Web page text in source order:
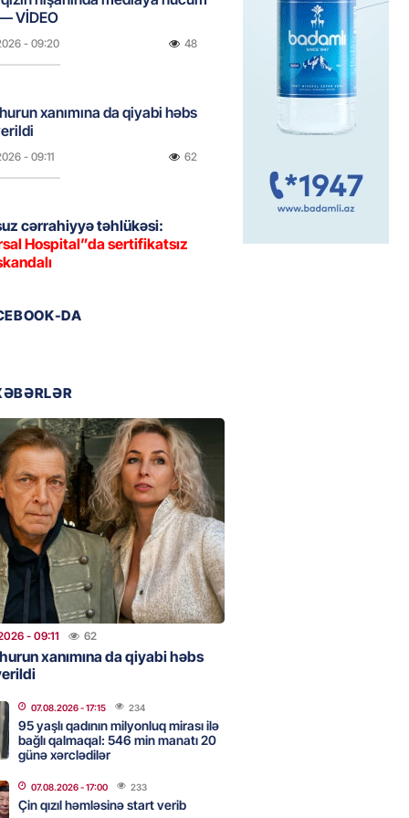
VİDEO
- 09:20 48
xanımına da qiyabi həbs
- 09:11 62
cərrahiyyə təhlükəsi:
Hospital”da sertifikatsız
- 18:00 135
görə rüşvət alan vəzifəli
məhkəməsi BAŞLAYIR
- 17:45 134
şənliyində yaralanan rus
– VİDEO
qadının milyonluq mirası ilə
546 min manatı 20
DA
- 09:11 62
xanımına da qiyabi həbs
07.08.2026- 17:15 234
95 yaşlı qadının milyonluq mirası ilə
bağlı qalmaqal: 546 min manatı 20
günə xərclədilər
07.08.2026- 17:00 233
Çin qızıl həmləsinə start verib